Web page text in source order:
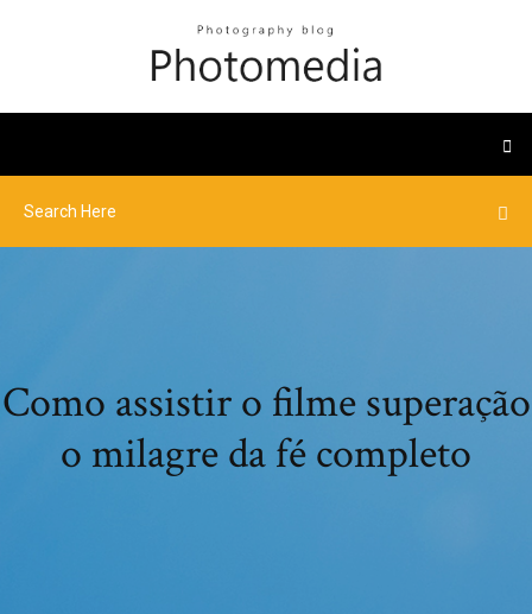
Como assistir o filme superação
o milagre da fé completo